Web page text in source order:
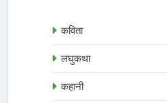
कविता
लघुकथा
कहानी